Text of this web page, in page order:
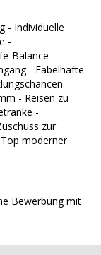
- Individuelle
-
Balance -
- Fabelhafte
-
- Reisen zu
-
zur
Top moderner
Bewerbung mit